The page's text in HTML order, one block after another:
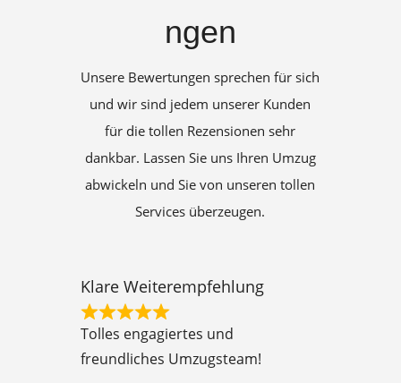
ngen
Unsere Bewertungen sprechen für sich
und wir sind jedem unserer Kunden
für die tollen Rezensionen sehr
dankbar. Lassen Sie uns Ihren Umzug
abwickeln und Sie von unseren tollen
Services überzeugen.
Klare Weiterempfehlung
R
a
Tolles engagiertes und
freundliches Umzugsteam!